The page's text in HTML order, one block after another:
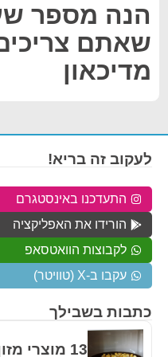
הנה מספר
שאתם
מדיכאון
כתבות בשבילך
13 מוצרי
לעקוב זה בריא!
התעדכנו באינסטגרם
הורידו את האפליקציה
לקבוצות הוואטסאפ
עקבו ב-X (טוויטר)